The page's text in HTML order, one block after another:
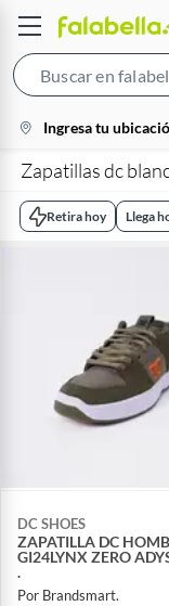
location-
icon
Ingresa tu
Zapatillas dc
Retira hoy Llega
DC SHOES
ZAPATILLA DC
GI24LYNX ZERO
.
Por Brandsmart.